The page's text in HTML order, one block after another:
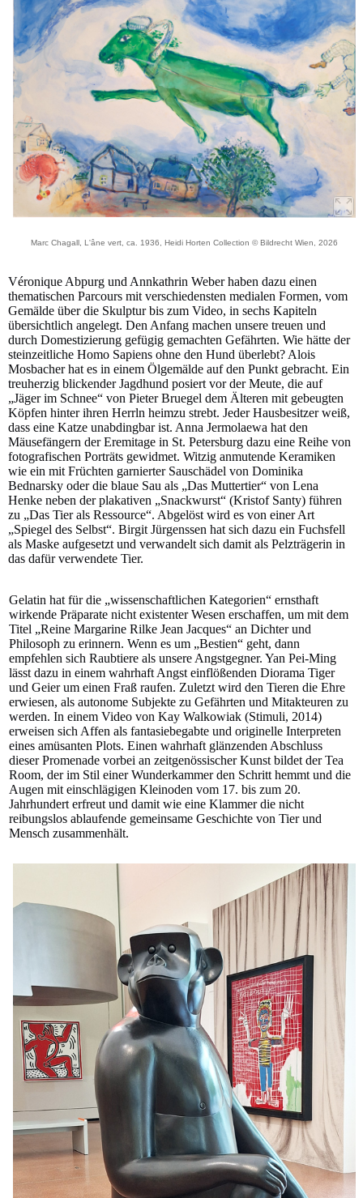
Marc Chagall, L'âne vert, ca. 1936, Heidi Horten Collection © Bildrecht Wien, 2026
Véronique Abpurg und Annkathrin Weber haben dazu einen
thematischen Parcours mit verschiedensten medialen Formen, vom
Gemälde über die Skulptur bis zum Video, in sechs Kapiteln
übersichtlich angelegt. Den Anfang machen unsere treuen und
durch Domestizierung gefügig gemachten Gefährten. Wie hätte der
steinzeitliche Homo Sapiens ohne den Hund überlebt? Alois
Mosbacher hat es in einem Ölgemälde auf den Punkt gebracht. Ein
treuherzig blickender Jagdhund posiert vor der Meute, die auf
„Jäger im Schnee“ von Pieter Bruegel dem Älteren mit gebeugten
Köpfen hinter ihren Herrln heimzu strebt. Jeder Hausbesitzer weiß,
dass eine Katze unabdingbar ist. Anna Jermolaewa hat den
Mäusefängern der Eremitage in St. Petersburg dazu eine Reihe von
fotografischen Porträts gewidmet. Witzig anmutende Keramiken
wie ein mit Früchten garnierter Sauschädel von Dominika
Bednarsky oder die blaue Sau als „Das Muttertier“ von Lena
Henke neben der plakativen „Snackwurst“ (Kristof Santy) führen
zu „Das Tier als Ressource“. Abgelöst wird es von einer Art
„Spiegel des Selbst“. Birgit Jürgenssen hat sich dazu ein Fuchsfell
als Maske aufgesetzt und verwandelt sich damit als Pelzträgerin in
das dafür verwendete Tier.
Gelatin hat für die „wissenschaftlichen Kategorien“ ernsthaft
wirkende Präparate nicht existenter Wesen erschaffen, um mit dem
Titel „Reine Margarine Rilke Jean Jacques“ an Dichter und
Philosoph zu erinnern. Wenn es um „Bestien“ geht, dann
empfehlen sich Raubtiere als unsere Angstgegner. Yan Pei-Ming
lässt dazu in einem wahrhaft Angst einflößenden Diorama Tiger
und Geier um einen Fraß raufen. Zuletzt wird den Tieren die Ehre
erwiesen, als autonome Subjekte zu Gefährten und Mitakteuren zu
werden. In einem Video von Kay Walkowiak (Stimuli, 2014)
erweisen sich Affen als fantasiebegabte und originelle Interpreten
eines amüsanten Plots. Einen wahrhaft glänzenden Abschluss
dieser Promenade vorbei an zeitgenössischer Kunst bildet der Tea
Room, der im Stil einer Wunderkammer den Schritt hemmt und die
Augen mit einschlägigen Kleinoden vom 17. bis zum 20.
Jahrhundert erfreut und damit wie eine Klammer die nicht
reibungslos ablaufende gemeinsame Geschichte von Tier und
Mensch zusammenhält.